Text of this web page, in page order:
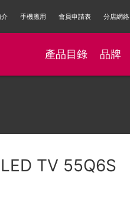
手機應用 會員申請表 分店網絡
產品目錄 品牌
TV 55Q6S